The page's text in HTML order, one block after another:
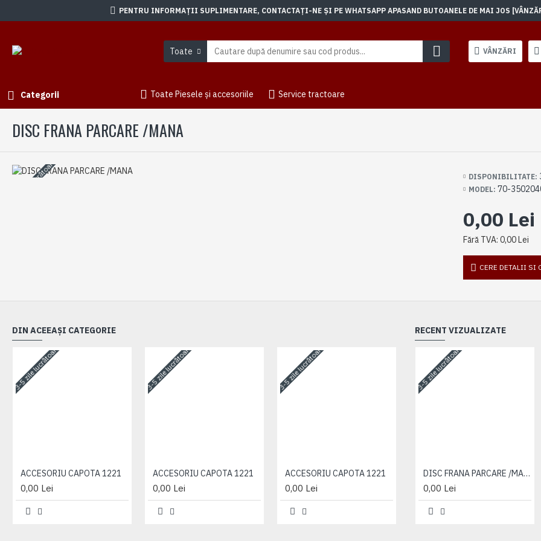
PENTRU INFORMAȚII SUPLIMENTARE, CONTACTAȚI-NE ȘI PE WHATSAPP APASAND BUTOANELE DE MAI JOS
Toate VÂNZĂRI
Categorii Toate Piesele și accesoriile Service tractoare
DISC FRANA PARCARE /MANA
3-5 zile lucrătoare DISPONIBILITATE:
MODEL: 70-
0,00 Lei
Fără TVA: 0,00 Lei
CERE DETALII SI
DIN ACEEAȘI CATEGORIE
3-5 zile lucrătoare
ACCESORIU CAPOTA 1221
0,00 Lei
3-5 zile lucrătoare
ACCESORIU CAPOTA 1221
0,00 Lei
3-5 zile lucrătoare
ACCESORIU CAPOTA 1221
0,00 Lei
3-5 zile lucrătoare
ACCESORIU CAPOTA 1221
0,00 Lei
RECENT VIZUALIZATE
3-5 zile lucrătoare
DISC FRANA PARCARE /MANA
0,00 Lei